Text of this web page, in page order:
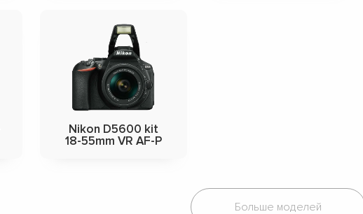
Nikon D5600 kit
18-55mm VR AF-P
Больше моделей